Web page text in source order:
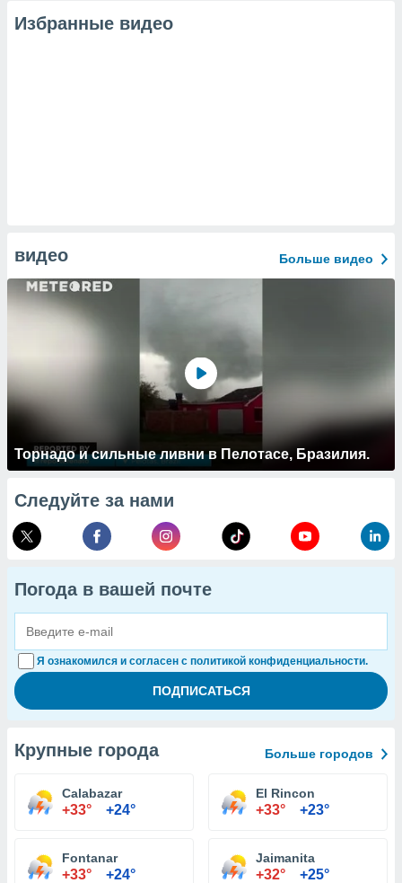
Избранные видео
видео Больше видео
Торнадо и сильные ливни в Пелотасе, Бразилия.
Следуйте за нами
Погода в вашей почте
Я ознакомился и согласен с политикой конфиденциальности.
Крупные города Больше городов
Calabazar
+33° +24°
El Rincon
+33° +23°
Fontanar
+33° +24°
Jaimanita
+32° +25°